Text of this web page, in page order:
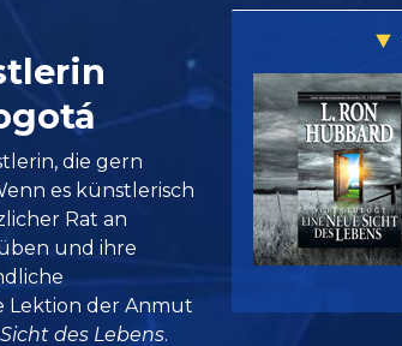
die gern
es künstlerisch
Rat an
und ihre
Lektion der Anmut
des Lebens.